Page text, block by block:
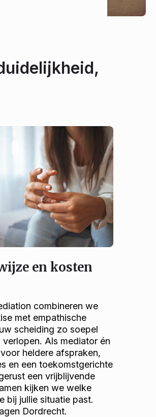
en kosten
combineren we
met empathische
scheiding zo soepel
Als mediator én
heldere afspraken,
en een toekomstgerichte
een vrijblijvende
kijken we welke
bij jullie situatie past.
Dordrecht.